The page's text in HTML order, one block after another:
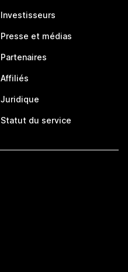
Investisseurs
Presse et médias
Partenaires
Affiliés
Juridique
Statut du service